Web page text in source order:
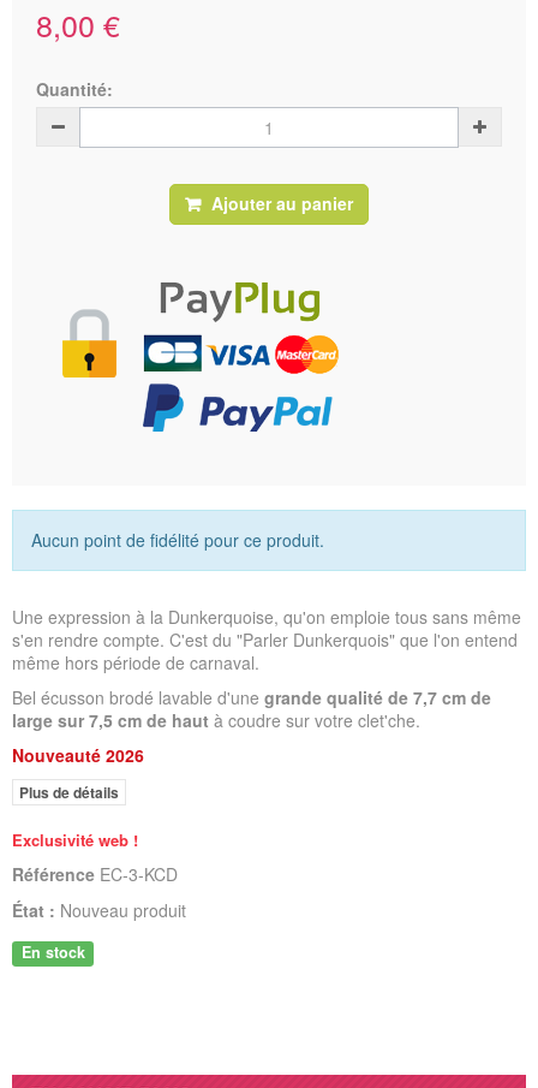
8,00 €
Quantité:
Ajouter au panier
Aucun point de fidélité pour ce produit.
Une expression à la Dunkerquoise, qu'on emploie tous sans même
s'en rendre compte. C'est du "Parler Dunkerquois" que l'on entend
même hors période de carnaval.
Bel écusson brodé lavable d'une grande qualité de 7,7 cm de
large sur 7,5 cm de haut à coudre sur votre clet'che.
Nouveauté 2026
Plus de détails
Exclusivité web !
Référence EC-3-KCD
État : Nouveau produit
En stock